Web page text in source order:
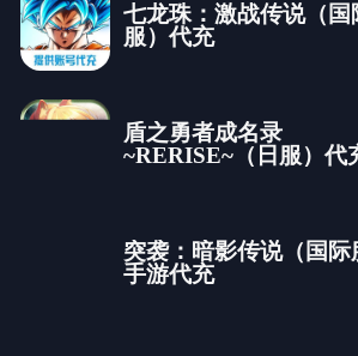
七龙珠：激战传说（国
服）代充
盾之勇者成名录
~RERISE~（日服）代
突袭：暗影传说（国际
手游代充